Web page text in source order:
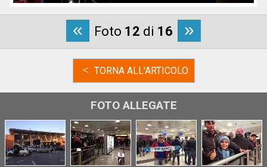
« Foto 12 di 16 »
< TORNA ALL'ARTICOLO
FOTO ALLEGATE